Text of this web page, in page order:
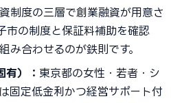
制度の三層で創業融資が用意さ
市の制度と保証料補助を確認
み合わせるのが鉄則です。
有）： 東京都の女性・若者・シ
固定低金利かつ経営サポート付